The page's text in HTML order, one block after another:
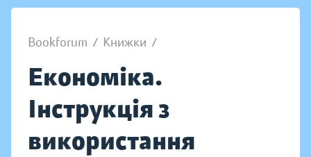
Bookforum / Книжки /
Економіка.
Інструкція з
використання